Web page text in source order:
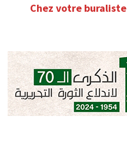
Chez votre buraliste